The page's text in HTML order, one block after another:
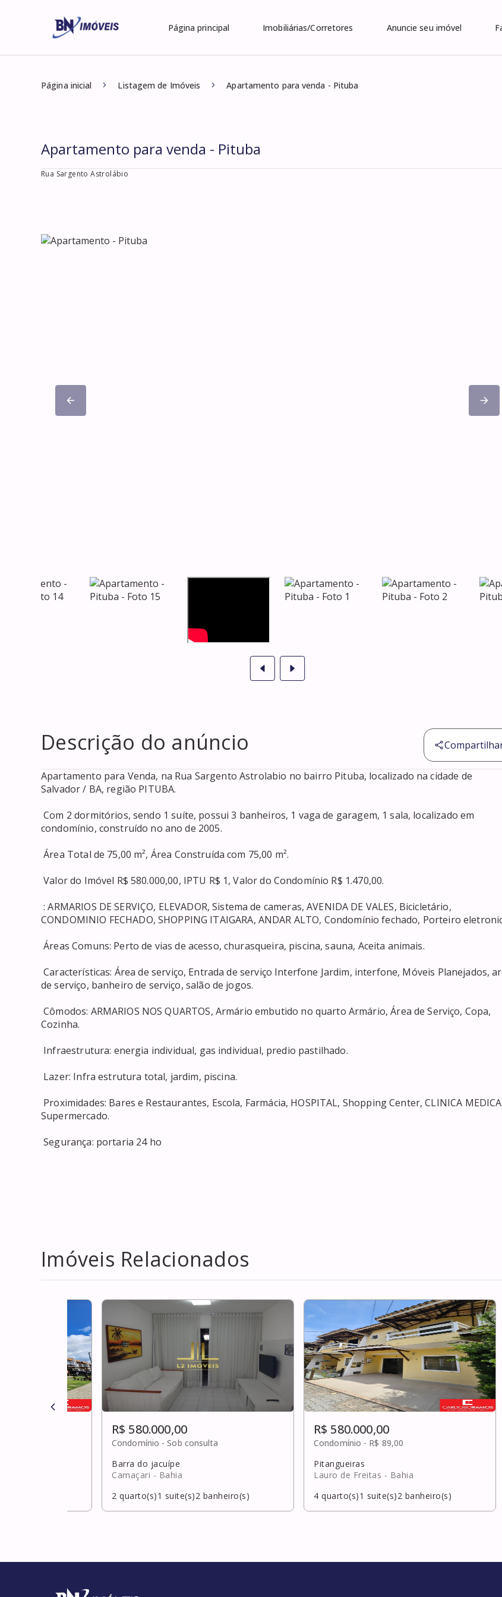
Página principal Imobiliárias/Corretores Anuncie seu imóvel
Página inicial Listagem de Imóveis Apartamento para venda - Pituba
Apartamento para venda - Pituba
Rua Sargento Astrolábio
Descrição do anúncio
Apartamento para Venda, na Rua Sargento Astrolabio no bairro Pituba, localizado na cidade de
Salvador / BA, região PITUBA.
Com 2 dormitórios, sendo 1 suíte, possui 3 banheiros, 1 vaga de garagem, 1 sala, localizado em
condomínio, construído no ano de 2005.
Área Total de 75,00 m², Área Construída com 75,00 m².
Valor do Imóvel R$ 580.000,00, IPTU R$ 1, Valor do Condomínio R$ 1.470,00.
: ARMARIOS DE SERVIÇO, ELEVADOR, Sistema de cameras, AVENIDA DE VALES, Bicicletário,
CONDOMINIO FECHADO, SHOPPING ITAIGARA, ANDAR ALTO, Condomínio fechado, Porteiro
Áreas Comuns: Perto de vias de acesso, churasqueira, piscina, sauna, Aceita animais.
Características: Área de serviço, Entrada de serviço Interfone Jardim, interfone, Móveis Planejados, area
de serviço, banheiro de serviço, salão de jogos.
Cômodos: ARMARIOS NOS QUARTOS, Armário embutido no quarto Armário, Área de Serviço, Copa,
Cozinha.
Supermercado.
Segurança: portaria 24 ho
Imóveis Relacionados
R$ 580.000,00
Condomínio -Sob consulta
Barra do jacuípe
Camaçari - Bahia
2 quarto(s)1 suite(s)2 banheiro(s)
R$ 580.000,00
Condomínio - R$ 89,00
Pitangueiras
Lauro de Freitas - Bahia
4 quarto(s)1 suite(s)2 banheiro(s)